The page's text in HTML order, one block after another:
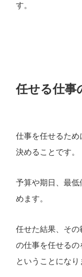
す。
任せる仕事
仕事を任せるた
決めることです。
予算や期日、最
めます。
任せた結果、そ
の仕事を任せる
ということになり